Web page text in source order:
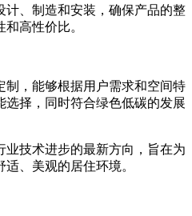
计、制造和安装，确保产品的整
高性价比‌。
制，能够根据用户需求和空间特
选择，同时符合绿色低碳的发展
业技术进步的最新方向，旨在为
、美观的居住环境‌。